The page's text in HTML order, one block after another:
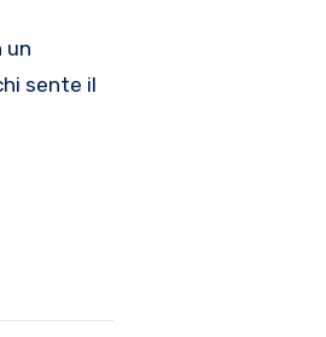
un
sente il